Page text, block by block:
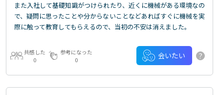
また入社して基礎知識がつけられたり、近くに機械がある環境なの
で、疑問に思ったことや分からないことなどあればすぐに機械を実
際に触って教育してもらえるので、当初の不安は消えました。
共感した
0
参考になった
0
会いたい ?